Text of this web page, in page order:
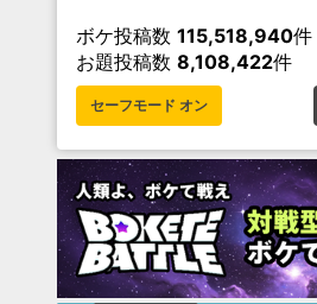
ボケ投稿数 115,518,940件
お題投稿数 8,108,422件
セーフモード オン